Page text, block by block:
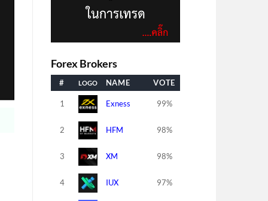
Forex Brokers
# NAME VOTE
1 Exness 99%
2 HFM 98%
3 XM 98%
4 IUX 97%